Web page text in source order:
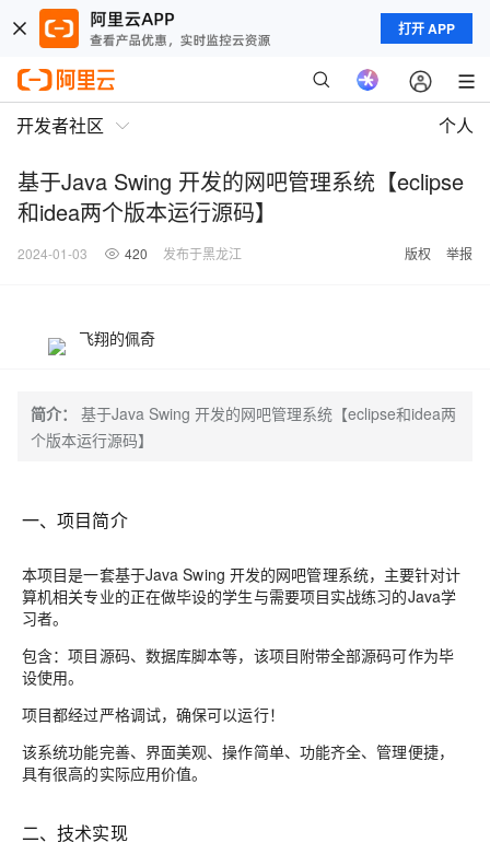
打开 APP
开发者社区 个人
基于Java Swing 开发的网吧管理系统【eclipse
和idea两个版本运行源码】
2024-01-03 420 发布于黑龙江 版权 举报
飞翔的佩奇
简介：
基于Java Swing 开发的网吧管理系统【eclipse和idea两
个版本运行源码】
一、项目简介
本项目是一套基于Java Swing 开发的网吧管理系统，主要针对计
算机相关专业的正在做毕设的学生与需要项目实战练习的Java学
习者。
包含：项目源码、数据库脚本等，该项目附带全部源码可作为毕
设使用。
项目都经过严格调试，确保可以运行！
该系统功能完善、界面美观、操作简单、功能齐全、管理便捷，
具有很高的实际应用价值。
二、技术实现